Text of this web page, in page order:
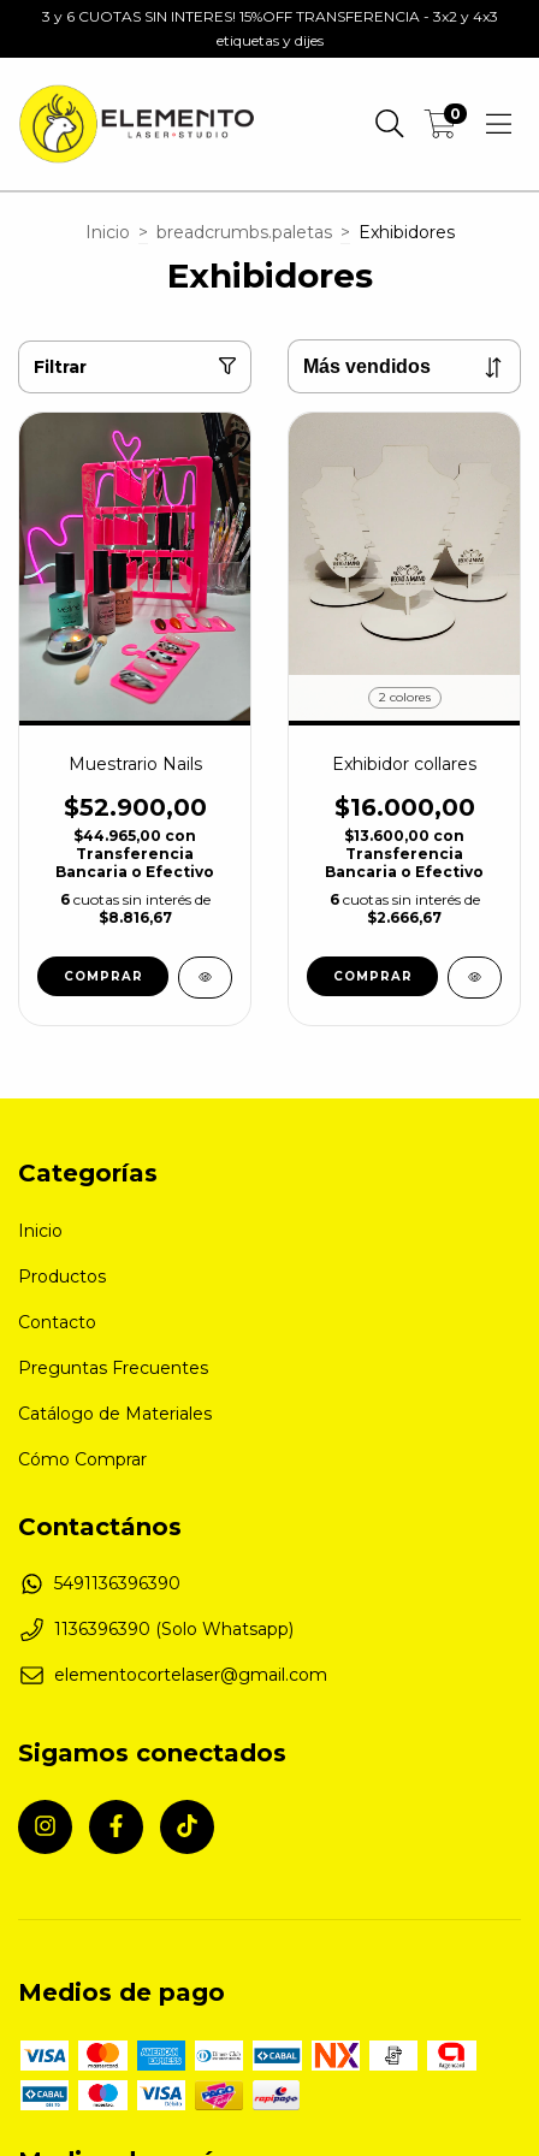
3 y 6 CUOTAS SIN INTERES! 15%OFF TRANSFERENCIA - 3x2 y 4x3
etiquetas y dijes
0
Inicio > breadcrumbs.paletas > Exhibidores
Exhibidores
Filtrar
Muestrario Nails
$52.900,00
$44.965,00 con
Transferencia
Bancaria o Efectivo
6 cuotas sin interés de
$8.816,67
2 colores
Exhibidor collares
$16.000,00
$13.600,00 con
Transferencia
Bancaria o Efectivo
6 cuotas sin interés de
$2.666,67
COMPRAR
Categorías
Inicio
Productos
Contacto
Preguntas Frecuentes
Catálogo de Materiales
Cómo Comprar
Contactános
5491136396390
1136396390 (Solo Whatsapp)
elementocortelaser@gmail.com
Sigamos conectados
Medios de pago